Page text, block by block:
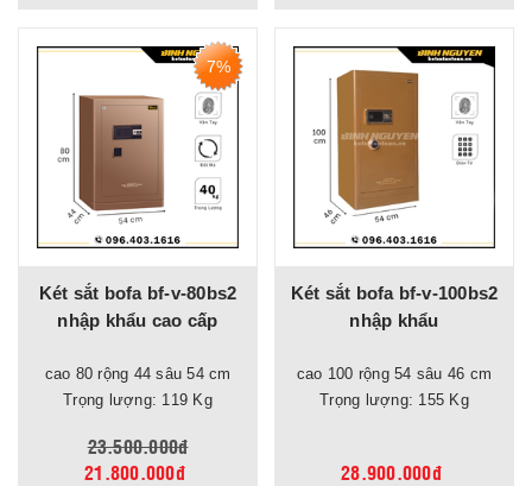
7%
Két sắt bofa bf-v-80bs2
nhập khẩu cao cấp
cao 80 rộng 44 sâu 54 cm
Trọng lượng: 119 Kg
23.500.000đ
21.800.000đ
Két sắt bofa bf-v-100bs2
nhập khẩu
cao 100 rộng 54 sâu 46 cm
Trọng lượng: 155 Kg
28.900.000đ